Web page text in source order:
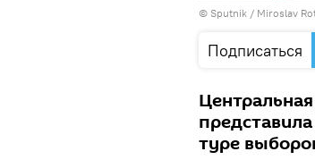
© Sputnik / Miroslav
Подписаться
туре